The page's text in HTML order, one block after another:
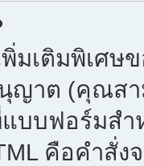
มเติมพิเศษ
ญาต (คุณส
บบฟอร์มสำ
คือคำสั่ง